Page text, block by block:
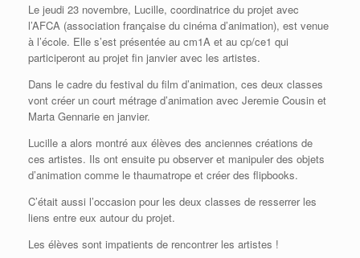
Le jeudi 23 novembre, Lucille, coordinatrice du projet avec
l’AFCA (association française du cinéma d’animation), est venue
à l’école. Elle s’est présentée au cm1A et au cp/ce1 qui
participeront au projet fin janvier avec les artistes.
Dans le cadre du festival du film d’animation, ces deux classes
vont créer un court métrage d’animation avec Jeremie Cousin et
Marta Gennarie en janvier.
Lucille a alors montré aux élèves des anciennes créations de
ces artistes. Ils ont ensuite pu observer et manipuler des objets
d’animation comme le thaumatrope et créer des flipbooks.
C’était aussi l’occasion pour les deux classes de resserrer les
liens entre eux autour du projet.
Les élèves sont impatients de rencontrer les artistes !